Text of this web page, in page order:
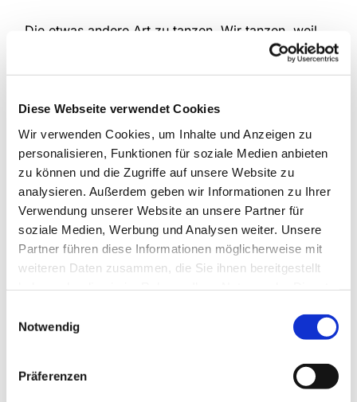
Diese Webseite verwendet Cookies
Wir verwenden Cookies, um Inhalte und Anzeigen zu
personalisieren, Funktionen für soziale Medien anbieten
zu können und die Zugriffe auf unsere Website zu
analysieren. Außerdem geben wir Informationen zu Ihrer
Verwendung unserer Website an unsere Partner für
soziale Medien, Werbung und Analysen weiter. Unsere
Partner führen diese Informationen möglicherweise mit
weiteren Daten zusammen, die Sie ihnen bereitgestellt
Notwendig
Präferenzen
Die etwas andere Art zu tanzen. Wir tanzen, weil
es uns Freude macht, unserer Gesundheit gut tut
abwechslungsreiche Tänze, die uns fordern und
fördern.
Wenden Sie sich für die Freitagstermine bitte an
Frau Sabine Ebert Tel.: 80776
ww.erlebnis-tanz.de